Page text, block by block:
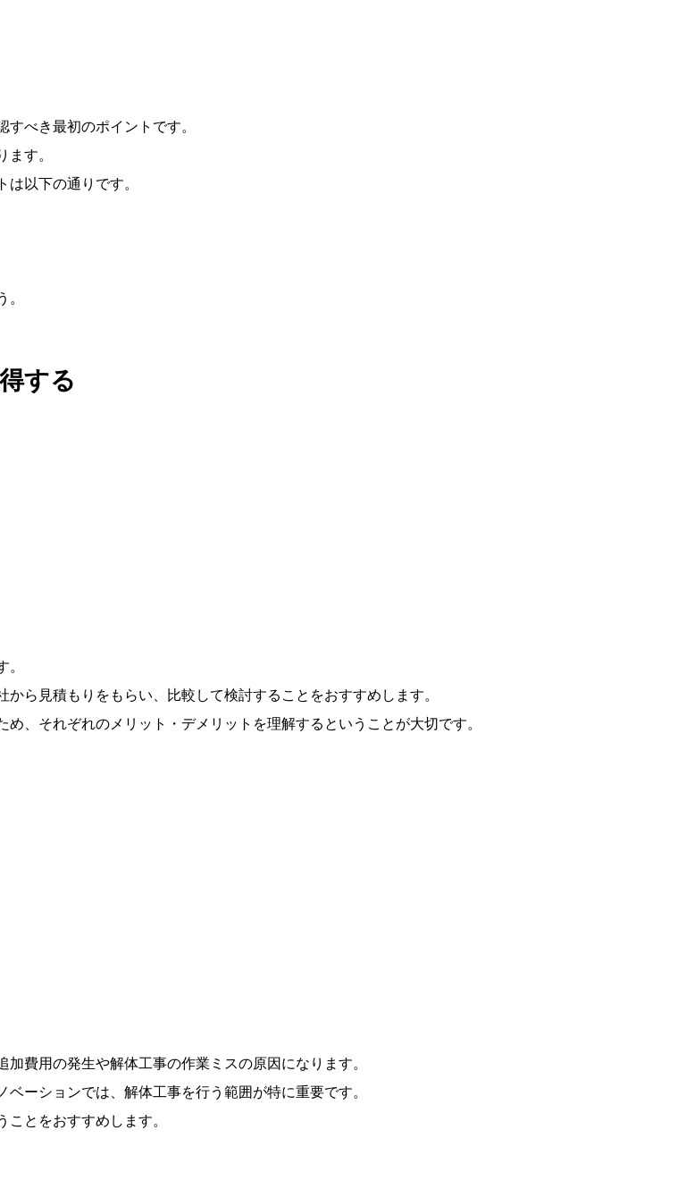
べき最初のポイントです。
す。
以下の通りです。
する
ら見積もりをもらい、比較して検討することをおすすめします。
、それぞれのメリット・デメリットを理解するということが大切です。
費用の発生や解体工事の作業ミスの原因になります。
ーションでは、解体工事を行う範囲が特に重要です。
とをおすすめします。